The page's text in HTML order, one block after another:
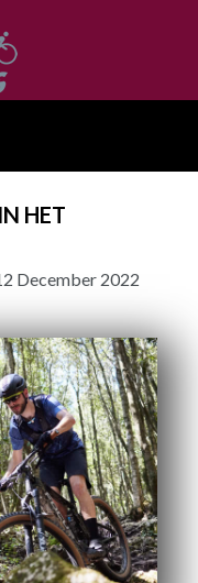
HET
December 2022